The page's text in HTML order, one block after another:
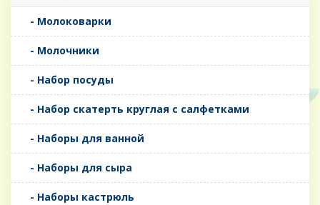
- Молоковарки
- Молочники
- Набор посуды
- Набор скатерть круглая с салфетками
- Наборы для ванной
- Наборы для сыра
- Наборы кастрюль